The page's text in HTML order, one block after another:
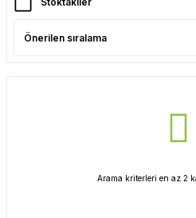
Arama kriterleri en az 2